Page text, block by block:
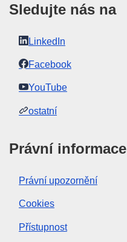
Sledujte nás na
LinkedIn
Facebook
YouTube
ostatní
Právní informace
Právní upozornění
Cookies
Přístupnost